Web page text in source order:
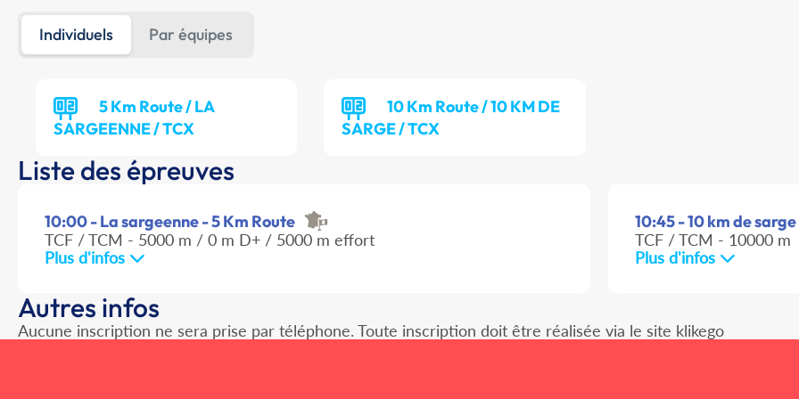
Individuels Par équipes
5 Km Route / LA
SARGEENNE / TCX
10 Km Route / 10 KM DE
SARGE / TCX
Liste des épreuves
10:00 - La sargeenne - 5 Km Route
TCF / TCM - 5000 m / 0 m D+ / 5000 m effort
Plus d'infos
10:45 - 10 km de
TCF / TCM - 10000 m
Plus d'infos
Autres infos
Aucune inscription ne sera prise par téléphone. Toute inscription doit être réalisée via le site klikego